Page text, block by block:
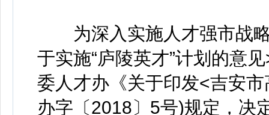
为深入实施人才强市战略
于实施“庐陵英才”计划的意
委人才办《关于印发<吉安
办字〔2018〕5号)规定，决